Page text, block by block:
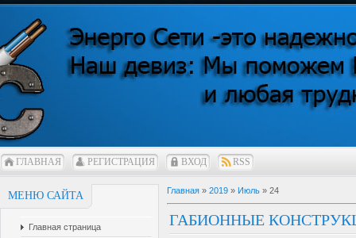
ГЛАВНАЯ РЕГИСТРАЦИЯ ВХОД RSS
МЕНЮ САЙТА
Главная страница
Главная » 2019 » Июль » 24
ГАБИОННЫЕ